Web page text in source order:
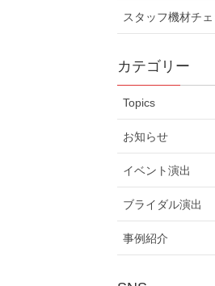
スタッフ機材チ
カテゴリー
Topics
お知らせ
イベント演出
ブライダル演出
事例紹介